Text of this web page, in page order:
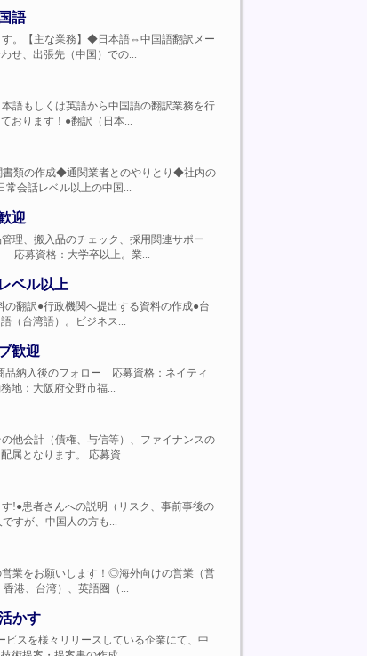
語
す。【主な業務】◆日本語⇔中国語翻訳メー
せ、出張先（中国）での...
語もしくは英語から中国語の翻訳業務を行
おります！●翻訳（日本...
類の作成◆通関業者とのやりとり◆社内の
会話レベル以上の中国...
迎
理、搬入品のチェック、採用関連サポー
応募資格：大学卒以上。業...
ベル以上
の翻訳●行政機関へ提出する資料の作成●台
（台湾語）。ビジネス...
歓迎
品納入後のフォロー 応募資格：ネイティ
地：大阪府交野市福...
他会計（債権、与信等）、ファイナンスの
属となります。 応募資...
!●患者さんへの説明（リスク、事前事後の
すが、中国人の方も...
営業をお願いします！◎海外向けの営業（営
港、台湾）、英語圏（...
かす
ビスを様々リリースしている企業にて、中